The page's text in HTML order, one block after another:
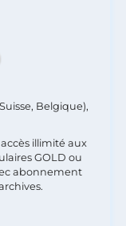
Belgique),
illimité aux
GOLD ou
abonnement